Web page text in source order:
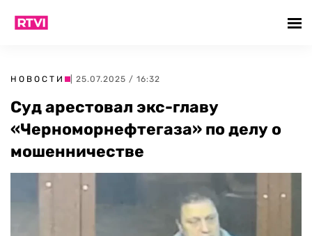
НОВОСТИ | 25.07.2025 / 16:32
Суд арестовал экс-главу
«Черноморнефтегаза» по делу о
мошенничестве